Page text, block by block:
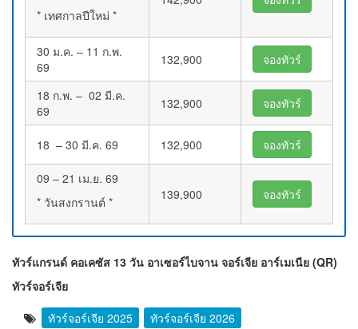
* เทศกาลปีใหม่ *
30 ม.ค. – 11 ก.พ.
69
132,900 จองทัวร์
18 ก.พ. – 02 มี.ค.
69
132,900 จองทัวร์
18 – 30 มี.ค. 69 132,900 จองทัวร์
09 – 21 เม.ย. 69
* วันสงกรานต์ *
139,900 จองทัวร์
ทัวร์แกรนด์ คอเคซัส 13 วัน อาเซอร์ไบจาน จอร์เจีย อาร์เมเนีย (QR)
ทัวร์จอร์เจีย
ทัวร์จอร์เจีย 2025
ทัวร์จอร์เจีย 2026